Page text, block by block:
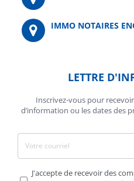
IMMO NOTAIRES
LETTRE
Inscrivez-vous pour
d’information ou les dates des
J'accepte de recevoir des